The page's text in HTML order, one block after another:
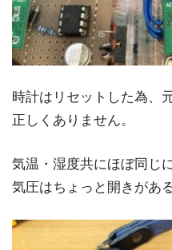
時計はリセットした為、
正しくありません。
気温・湿度共にほぼ同じ
気圧はちょっと開きがあ